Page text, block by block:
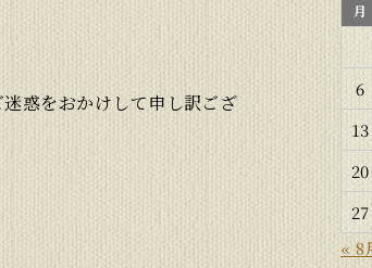
惑をおかけして申し訳ござ
月
6
13
20
27
« 8